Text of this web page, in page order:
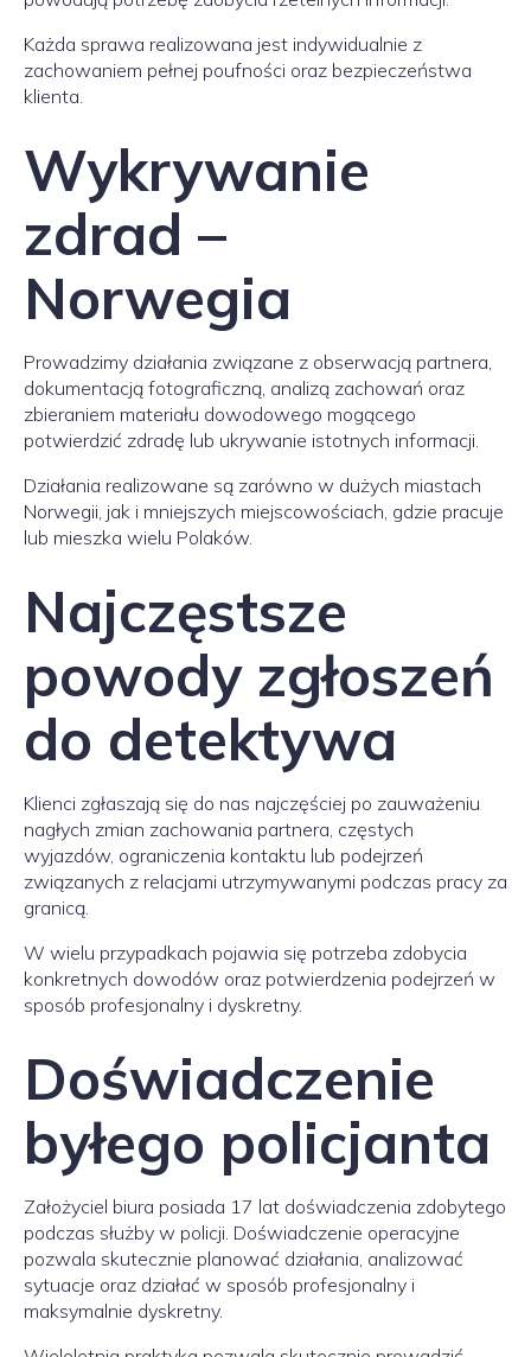
Każda sprawa realizowana jest indywidualnie z
zachowaniem pełnej poufności oraz bezpieczeństwa
klienta.
Wykrywanie
zdrad –
Norwegia
Prowadzimy działania związane z obserwacją partnera,
dokumentacją fotograficzną, analizą zachowań oraz
zbieraniem materiału dowodowego mogącego
potwierdzić zdradę lub ukrywanie istotnych informacji.
Działania realizowane są zarówno w dużych miastach
Norwegii, jak i mniejszych miejscowościach, gdzie pracuje
lub mieszka wielu Polaków.
Najczęstsze
powody zgłoszeń
do detektywa
Klienci zgłaszają się do nas najczęściej po zauważeniu
nagłych zmian zachowania partnera, częstych
wyjazdów, ograniczenia kontaktu lub podejrzeń
związanych z relacjami utrzymywanymi podczas pracy za
granicą.
W wielu przypadkach pojawia się potrzeba zdobycia
konkretnych dowodów oraz potwierdzenia podejrzeń w
sposób profesjonalny i dyskretny.
Doświadczenie
byłego policjanta
Założyciel biura posiada 17 lat doświadczenia zdobytego
podczas służby w policji. Doświadczenie operacyjne
pozwala skutecznie planować działania, analizować
sytuacje oraz działać w sposób profesjonalny i
maksymalnie dyskretny.